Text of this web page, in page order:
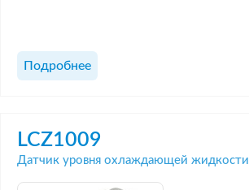
Подробнее
LCZ1009
Датчик уровня охлаждающей жидкости